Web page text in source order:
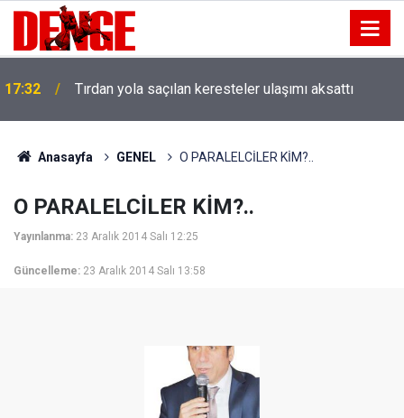
17:32 Tırdan yola saçılan keresteler ulaşımı aksattı
Anasayfa GENEL O PARALELCİLER KİM?..
O PARALELCİLER KİM?..
Yayınlanma: 23 Aralık 2014 Salı 12:25
Güncelleme: 23 Aralık 2014 Salı 13:58